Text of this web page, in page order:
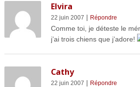
Elvira
22 juin 2007 | Répondre
Comme toi, je déteste le
j’ai trois chiens que j’adore!
Cathy
22 juin 2007 | Répondre